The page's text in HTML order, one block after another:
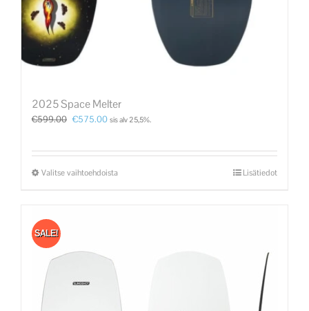
2025 Space Melter
€599.00 €575.00 sis alv 25,5%.
Valitse vaihtoehdoista Lisätiedot
SALE!